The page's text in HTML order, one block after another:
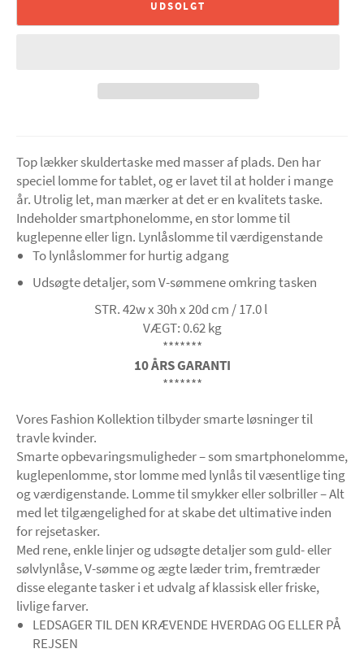
UDSOLGT
Top lækker skuldertaske med masser af plads. Den har
speciel lomme for tablet, og er lavet til at holder i mange
år. Utrolig let, man mærker at det er en kvalitets taske.
Indeholder smartphonelomme, en storlomme til
kuglepenne eller lign. Lynlåslomme til værdigenstande
To lynlåslommer for hurtig adgang
Udsøgte detaljer, som V-sømmene omkring tasken
STR. 42w x 30h x 20d cm / 17.0 l
VÆGT: 0.62 kg
*******
10 ÅRS GARANTI
*******
Vores Fashion Kollektion tilbyder smarte løsninger til
travle kvinder.
Smarte opbevaringsmuligheder – som smartphonelomme,
kuglepenlomme, stor lomme med lynlås til væsentlige ting
og værdigenstande. Lomme til smykker eller solbriller – Alt
med let tilgængelighed for at skabe det ultimative inden
for rejsetasker.
Med rene, enkle linjer og udsøgte detaljer som guld- eller
sølvlynlåse, V-sømme og ægte læder trim, fremtræder
disse elegante tasker i et udvalg af klassisk eller friske,
livlige farver.
LEDSAGER TIL DEN KRÆVENDE HVERDAG OG ELLER PÅ
REJSEN